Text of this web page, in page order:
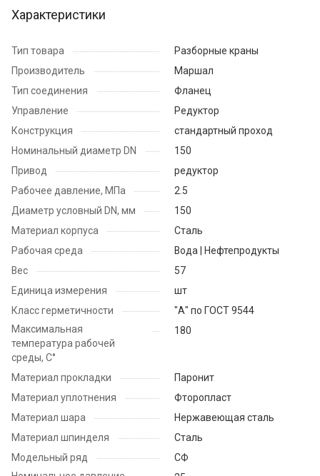
Характеристики
Тип товара
Разборные краны
Производитель
Маршал
Тип соединения
Фланец
Управление
Редуктор
Конструкция
стандартный проход
Номинальный диаметр DN
150
Привод
редуктор
Рабочее давление, МПа
2.5
Диаметр условный DN, мм
150
Материал корпуса
Сталь
Рабочая среда
Вода | Нефтепродукты
Вес
57
Единица измерения
шт
Класс герметичности
"А" по ГОСТ 9544
Максимальная
температура рабочей
среды, С°
180
Материал прокладки
Паронит
Материал уплотнения
Фторопласт
Материал шара
Нержавеющая сталь
Материал шпинделя
Сталь
Модельный ряд
СФ